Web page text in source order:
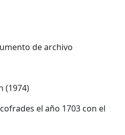
de archivo
(1974)
el año 1703 con el